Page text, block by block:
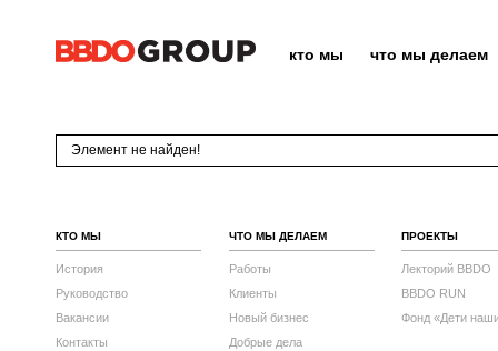
кто мы что мы делаем
Элемент не найден!
КТО МЫ
История
Руководство
Вакансии
Контакты
ЧТО МЫ ДЕЛАЕМ
Работы
Клиенты
Новый бизнес
Добрые дела
ПРОЕКТЫ
Лекторий BBDO
BBDO RUN
Фонд «Дети